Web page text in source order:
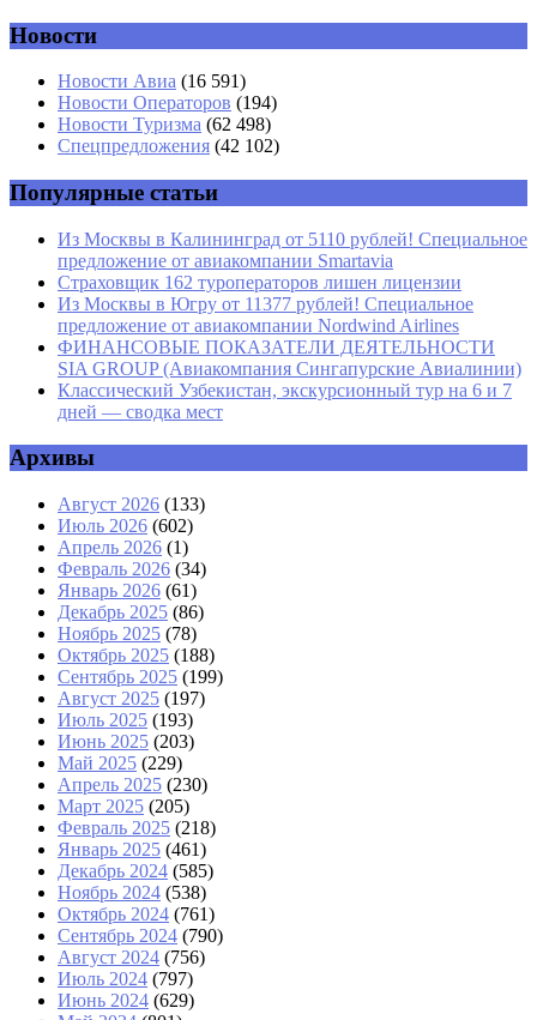
Имя *
Email*
Новости
Новости Авиа (16 591)
Новости Операторов (194)
Новости Туризма (62 498)
Спецпредложения (42 102)
Популярные статьи
Из Москвы в Калининград от 5110 рублей! Специальное
предложение от авиакомпании Smartavia
Страховщик 162 туроператоров лишен лицензии
Из Москвы в Югру от 11377 рублей! Специальное
предложение от авиакомпании Nordwind Airlines
ФИНАНСОВЫЕ ПОКАЗАТЕЛИ ДЕЯТЕЛЬНОСТИ
SIA GROUP (Авиакомпания Сингапурские Авиалинии)
Классический Узбекистан, экскурсионный тур на 6 и 7
дней — сводка мест
Архивы
Август 2026 (133)
Июль 2026 (602)
Апрель 2026 (1)
Февраль 2026 (34)
Январь 2026 (61)
Декабрь 2025 (86)
Ноябрь 2025 (78)
Октябрь 2025 (188)
Сентябрь 2025 (199)
Август 2025 (197)
Июль 2025 (193)
Июнь 2025 (203)
Май 2025 (229)
Апрель 2025 (230)
Март 2025 (205)
Февраль 2025 (218)
Январь 2025 (461)
Декабрь 2024 (585)
Ноябрь 2024 (538)
Октябрь 2024 (761)
Сентябрь 2024 (790)
Август 2024 (756)
Июль 2024 (797)
Июнь 2024 (629)